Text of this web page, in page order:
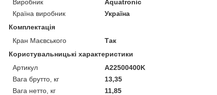
Виробник
Aquatronic
Країна виробник
Україна
Комплектація
Кран Маєвського
Так
Користувальницькі характеристики
Артикул
A22500400K
Вага брутто, кг
13,35
Вага нетто, кг
11,85